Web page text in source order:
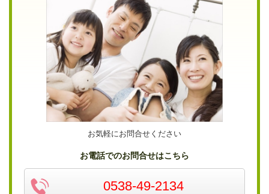
お気軽にお問合せください
お電話でのお問合せはこちら
0538-49-2134